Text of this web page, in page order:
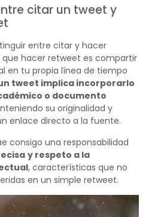
citar un tweet y
entre citar y hacer
que hacer retweet es compartir
en tu propia línea de tiempo
tweet implica incorporarlo
o documento
su originalidad y
enlace directo a la fuente.
consigo una responsabilidad
y respeto a la
, características que no
en un simple retweet.